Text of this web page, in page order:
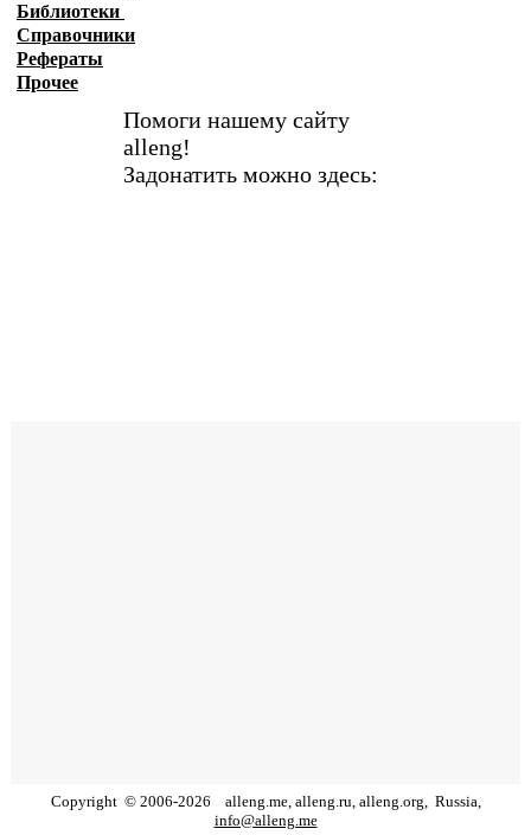
Библиотеки
Справочники
Рефераты
Прочее
Помоги нашему сайту
alleng!
Задонатить можно здесь:
Copyright © 2006-2026 alleng.me, alleng.ru, alleng.org, Russia,
info@alleng.me